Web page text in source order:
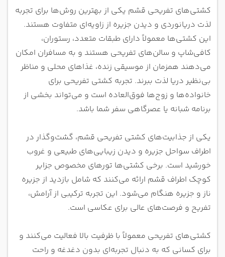
کشتی‌های تفریحی قشم یکی از بهترین روش‌ها برای تجربه
لذت دریانوردی و دیدن جزیره از زاویه‌ای متفاوت هستند.
این کشتی‌ها معمولاً دارای طبقات متعدد، رستوران،
کافی‌شاپ و سالن‌های تفریحی هستند و به مسافران امکان
می‌دهند همزمان از موسیقی زنده، غذاهای محلی و مناظر
بی‌نظیر دریا لذت ببرند. تجربه کشتی تفریحی برای
خانواده‌ها و زوج‌ها فوق‌العاده است و می‌تواند بخشی از
برنامه شبانه یا عصرگاهی سفر شما باشد.
یکی از جذابیت‌های کشتی تفریحی قشم، گشت‌وگذار در
اطراف سواحل جزیره و دیدن زیبایی‌های طبیعی و غروب
خورشید است. برخی کشتی‌ها تورهای مخصوص جزایر
کوچک اطراف قشم ارائه می‌کنند که شامل بازدید از جزیره
ناز و جزیره هنگام می‌شود. این تجربه ترکیبی از آرامش،
تفریح و فرصت‌های عالی برای عکاسی است.
کشتی‌های تفریحی معمولاً با ظرفیت بالا فعالیت می‌کنند و
برای کسانی که به دنبال تجربه‌ای بدون دغدغه و راحت